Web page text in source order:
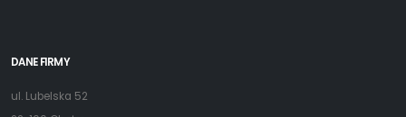
DANE FIRMY
ul. Lubelska 52